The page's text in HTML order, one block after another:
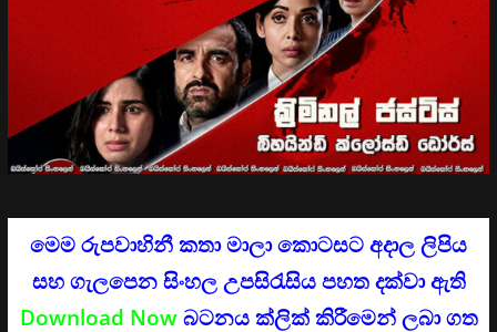
මෙම රුපවාහිනී කතා මාලා කොටසට අදාල ලිපිය
සහ ගැලපෙන සිංහල උපසිරැසිය පහත දක්වා ඇති
Download Nowබටනය ක්ලික් කිරීමෙන් ලබා ගත